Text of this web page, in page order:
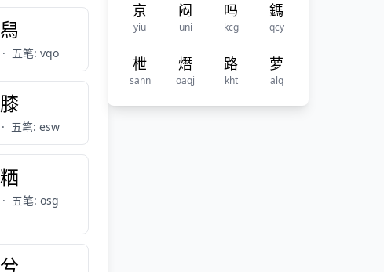
舄
· 五笔: vqo
膝
· 五笔: esw
粞
· 五笔: osg
兮
京
yiu
闷
uni
吗
kcg
鎷
qcy
枻
sann
熸
oaqj
路
kht
萝
alq